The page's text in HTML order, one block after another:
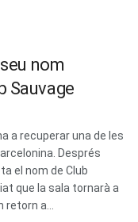
nom
Sauvage
a recuperar una de les
Després
el nom de Club
que la sala tornarà a
a...